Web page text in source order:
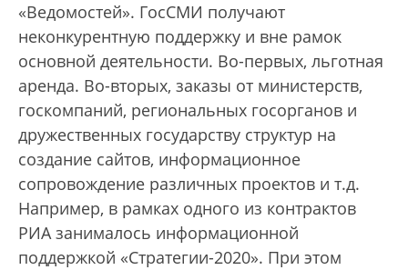
«Ведомостей». ГосСМИ получают
неконкурентную поддержку и вне рамок
основной деятельности. Во-первых, льготная
аренда. Во-вторых, заказы от министерств,
госкомпаний, региональных госорганов и
дружественных государству структур на
создание сайтов, информационное
сопровождение различных проектов и т.д.
Например, в рамках одного из контрактов
РИА занималось информационной
поддержкой «Стратегии-2020». При этом